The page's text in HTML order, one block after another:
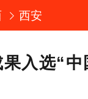
西安
入选“